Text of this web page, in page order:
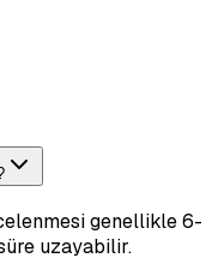
genellikle 6-
uzayabilir.